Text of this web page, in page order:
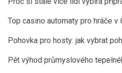
Top casino automaty pro hráče v
Pohovka pro hosty: jak vybrat
Pět výhod průmyslového